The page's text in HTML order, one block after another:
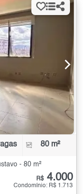
80 m²
- 80 m²
R$ 4.000
Condomínio: R$ 1.713